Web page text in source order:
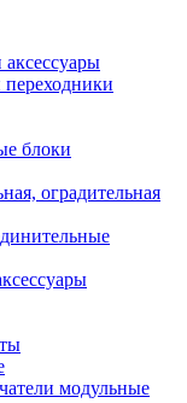
переходники
блоки
оградительная
модульные